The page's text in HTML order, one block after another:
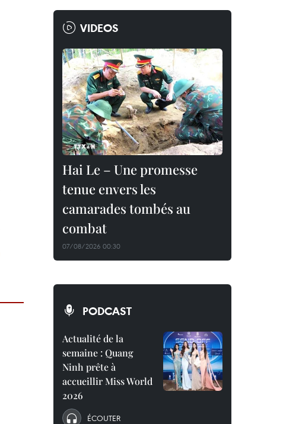
VIDEOS
Hai Le – Une promesse
tenue envers les
camarades tombés au
combat
07/08/2026 00:30
PODCAST
Actualité de la
semaine : Quang
Ninh prête à
accueillir Miss World
2026
ÉCOUTER